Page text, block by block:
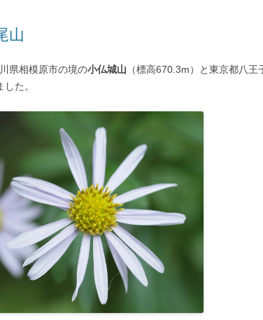
山
県相模原市の境の小仏城山 （標高670.3m）と東京都八王
た。